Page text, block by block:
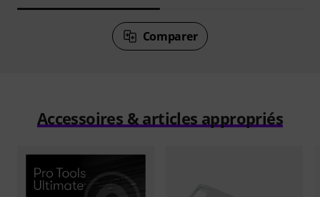
Comparer
Accessoires & articles appropriés